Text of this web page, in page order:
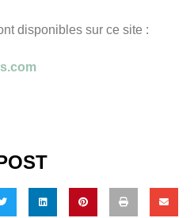
disponibles sur ce site :